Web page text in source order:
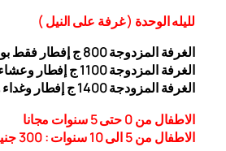
لليله الوحدة (غرفة على النيل)
الغرفة المزدوجة
800
ج إفطار فقط
الغرفة المزدوجة 1
100 ج إفطار وعشاء بوفية مفتوح
الغرفة المزودجة 1
400 ج إفطار وغداء وعشاء بوفية مفتوح
الاطفال من 0 حتى 5 سنوات مجانا
الاطفال من 5 الى 10 سنوات : 300